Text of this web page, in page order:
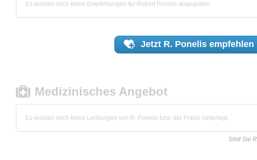
Es wurden noch keine Empfehlungen für Robert Ponelis abgegeben.
Jetzt R. Ponelisempfehlen
Medizinisches Angebot
Es wurden noch keine Leistungen von R. Ponelis bzw. der Praxis hinterlegt.
Sind Sie